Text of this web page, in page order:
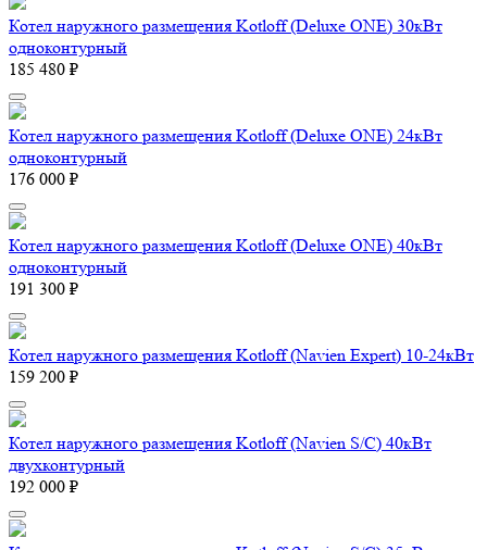
Котел наружного размещения Kotloff (Deluxe ONE) 30кВт
одноконтурный
185 480 ₽
Котел наружного размещения Kotloff (Deluxe ONE) 24кВт
одноконтурный
176 000 ₽
Котел наружного размещения Kotloff (Deluxe ONE) 40кВт
одноконтурный
191 300 ₽
Котел наружного размещения Kotloff (Navien Expert) 10-24кВт
159 200 ₽
Котел наружного размещения Kotloff (Navien S/C) 40кВт
двухконтурный
192 000 ₽